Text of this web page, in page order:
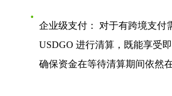
企业级支付：
对于有跨境支付
USDGO 进行清算，既能享受
确保资金在等待清算期间依然